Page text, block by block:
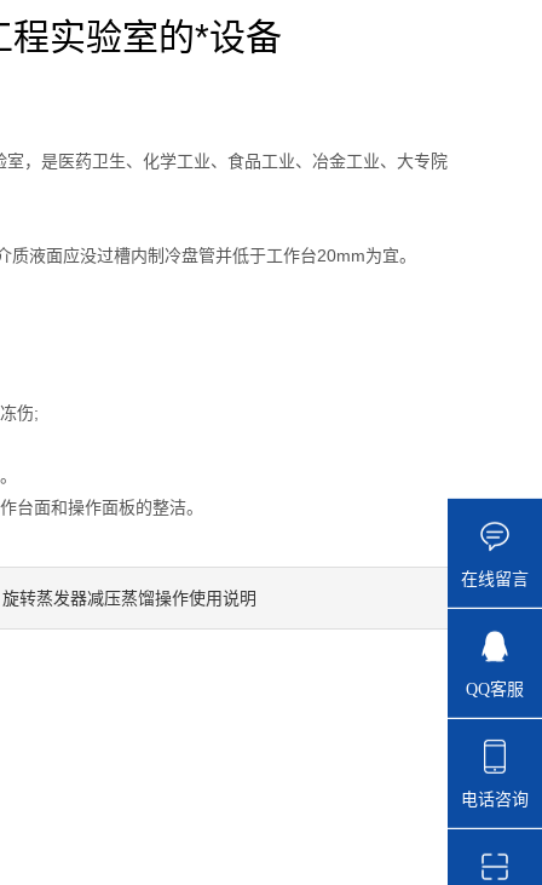
实验室的*设备
，是医药卫生、化学工业、食品工业、冶金工业、大专院
液面应没过槽内制冷盘管并低于工作台20mm为宜。
伤;
台面和操作面板的整洁。
旋转蒸发器减压蒸馏操作使用说明
在线留言
QQ客服
电话咨询